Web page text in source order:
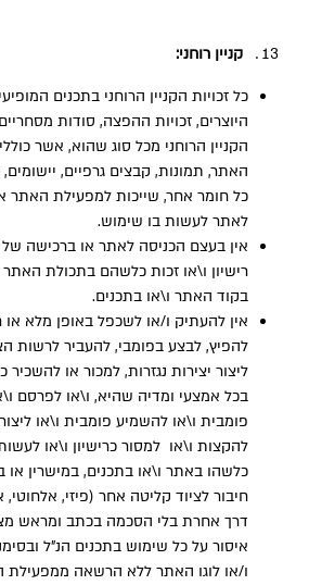
קניין רוחני:
כל זכויות הקניין הרוחני בתכנים
היוצרים, זכויות ההפצה, סודות
הקניין הרוחני מכל סוג שהוא, אשר
האתר, תמונות, קבצים גרפיים,
כל חומר אחר, שייכות למפעילת האתר
לאתר לעשות בו שימוש.
אין בעצם הכניסה לאתר או ברכישה של
רישיון ו\או זכות כלשהם בתכולת
בקוד האתר ו\או בתכנים.
אין להעתיק ו/או לשכפל באופן מלא או
להפיץ, לבצע בפומבי, להעביר לרשות
ליצור יצירות נגזרות, למכור או
בכל אמצעי ומדיה שהיא, ו\או לפרסם
פומבית ו\או להשמיע פומבית ו\או
להקצות ו\או למסור כרישיון ו\או
כלשהו באתר ו\או בתכנים, במישרין או
חיבור לציוד קליטה אחר (פיזי,
דרך אחרת בלי הסכמה בכתב ומראש
איסור על כל שימוש בתכנים הנ”ל
ו/או לוגו האתר ללא הרשאה ממפעילת